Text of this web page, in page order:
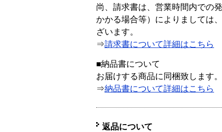
尚、請求書は、営業時間内での
かかる場合等）によりましては
ざいます。
⇒請求書について詳細はこちら
■納品書について
お届けする商品に同梱致します。
⇒納品書について詳細はこちら
返品について